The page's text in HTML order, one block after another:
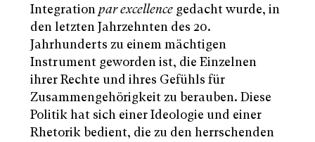
Integration par excellence gedacht wurde, in
den letzten Jahrzehnten des 20.
Jahrhunderts zu einem mächtigen
Instrument geworden ist, die Einzelnen
ihrer Rechte und ihres Gefühls für
Zusammengehörigkeit zu berauben. Diese
Politik hat sich einer Ideologie und einer
Rhetorik bedient, die zu den herrschenden